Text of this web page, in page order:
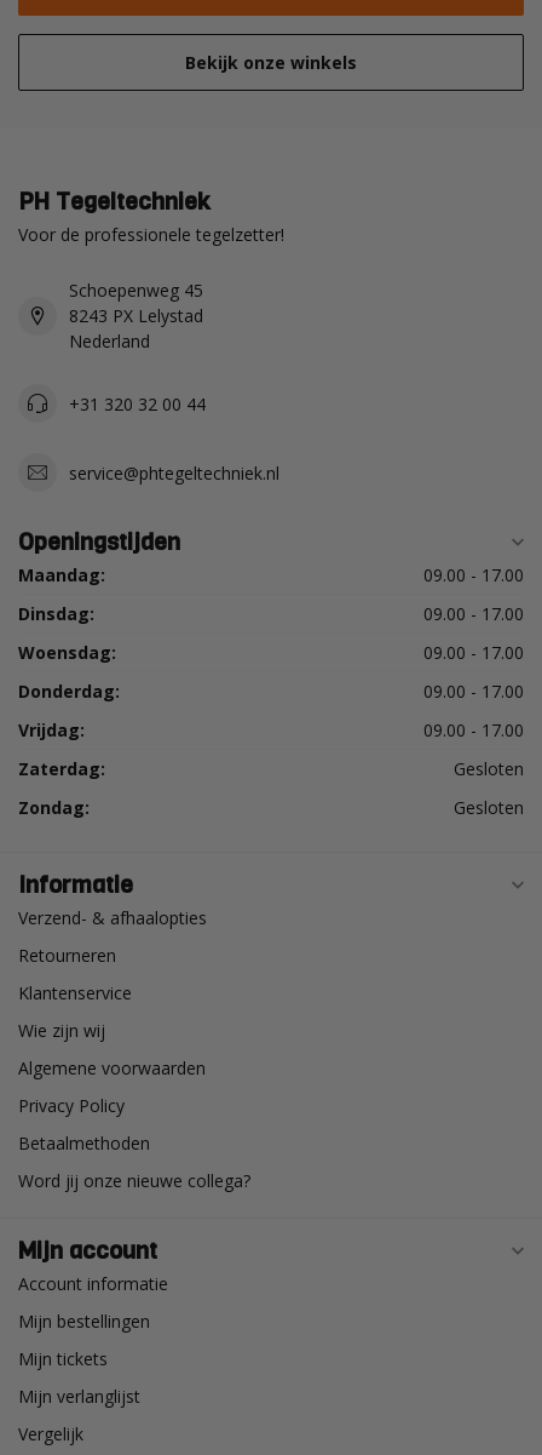
Bekijk onze winkels
PH Tegeltechniek
Voor de professionele tegelzetter!
Schoepenweg 45
8243 PX Lelystad
Nederland
+31 320 32 00 44
service@phtegeltechniek.nl
Openingstijden
Maandag:
09.00 - 17.00
Dinsdag:
09.00 - 17.00
Woensdag:
09.00 - 17.00
Donderdag:
09.00 - 17.00
Vrijdag:
09.00 - 17.00
Zaterdag:
Gesloten
Zondag:
Gesloten
Informatie
Verzend- & afhaalopties
Retourneren
Klantenservice
Wie zijn wij
Algemene voorwaarden
Privacy Policy
Betaalmethoden
Word jij onze nieuwe collega?
Mijn account
Account informatie
Mijn bestellingen
Mijn tickets
Mijn verlanglijst
Vergelijk